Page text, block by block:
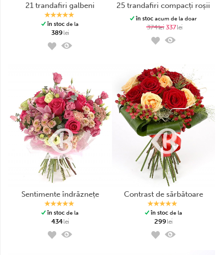
21 trandafiri galbeni
în stoc de la
389lei
25 trandafiri compacți roșii
în stoc acum de la doar
374lei 337lei
sentimente îndrăznețe
în stoc de la
434lei
contrast de sărbătoare
în stocde la
299lei